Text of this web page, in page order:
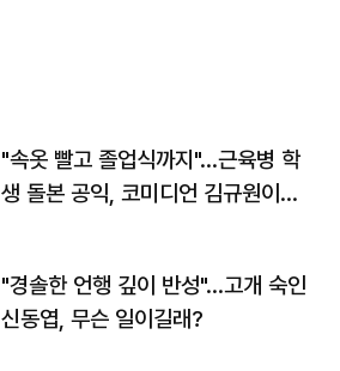
"속옷 빨고 졸업식까지"…근육병 학
생 돌본 공익, 코미디언 김규원이었
"경솔한 언행 깊이 반성"…고개 숙인
신동엽, 무슨 일이길래?